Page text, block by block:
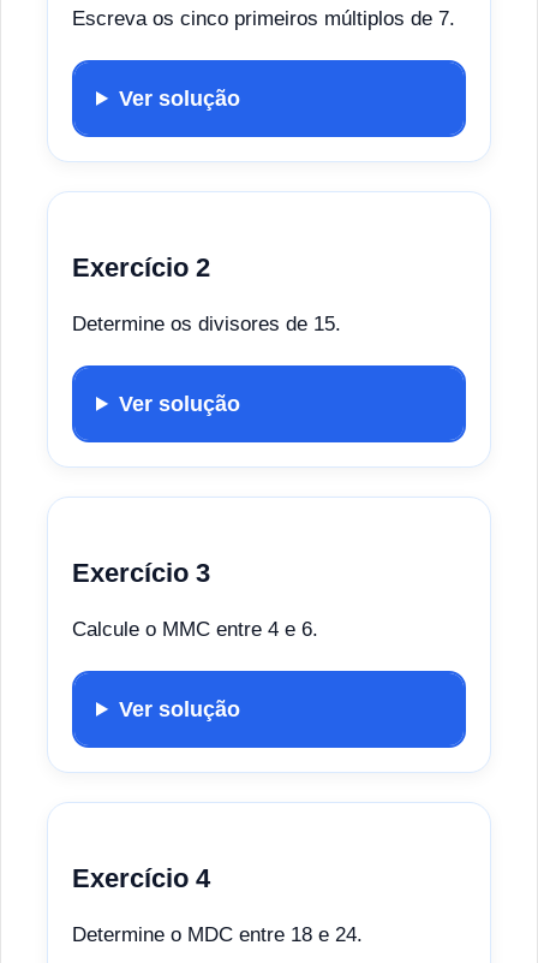
Escreva os cinco primeiros múltiplos de 7.
Ver solução
Exercício 2
Determine os divisores de 15.
Ver solução
Exercício 3
Calcule o MMC entre 4 e 6.
Ver solução
Exercício 4
Determine o MDC entre 18 e 24.